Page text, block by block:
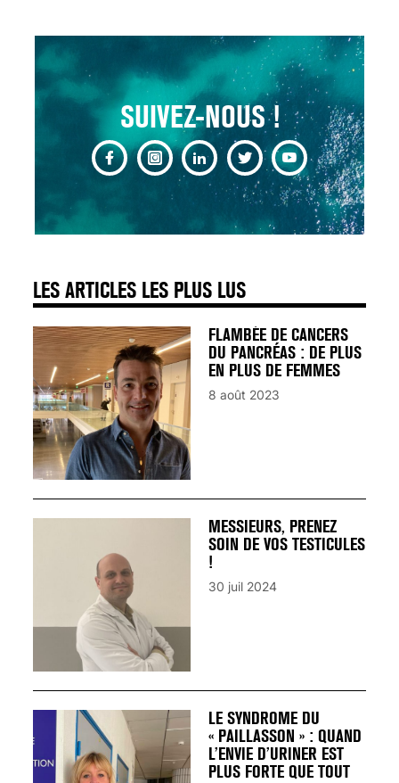
SUIVEZ-NOUS !
LES ARTICLES LES PLUS LUS
INSUFFISANCE
CARDIAQUE : LES
SIGNAUX D’ALERTE
AVANT… LA MORT
25 août 2024
FLAMBÉE DE CANCERS
DU PANCRÉAS : DE PLUS
EN PLUS DE FEMMES
8 août 2023
MESSIEURS, PRENEZ
SOIN DE VOS TESTICULES
!
30 juil 2024
LE SYNDROME DU
« PAILLASSON » : QUAND
L’ENVIE D’URINER EST
PLUS FORTE QUE TOUT